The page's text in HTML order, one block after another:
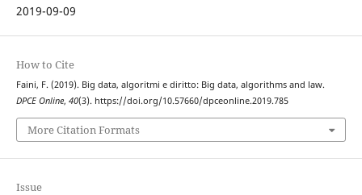
2019-09-09
How to Cite
Faini, F. (2019). Big data, algoritmi e diritto: Big data, algorithms and law.
DPCE Online, 40(3). https://doi.org/10.57660/dpceonline.2019.785
More Citation Formats
Issue